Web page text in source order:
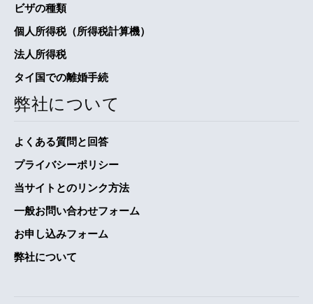
ビザの種類
個人所得税（所得税計算機）
法人所得税
タイ国での離婚手続
弊社について
よくある質問と回答
プライバシーポリシー
当サイトとのリンク方法
一般お問い合わせフォーム
お申し込みフォーム
弊社について